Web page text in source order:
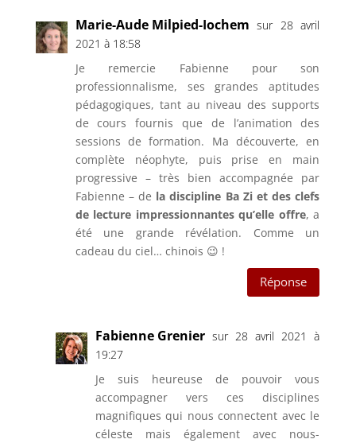
Marie-Aude Milpied-Iochem sur 28 avril
2021 à 18:58
Je remercie Fabienne pour son
professionnalisme, ses grandes aptitudes
pédagogiques, tant au niveau des supports
de cours fournis que de l’animation des
sessions de formation. Ma découverte, en
complète néophyte, puis prise en main
progressive – très bien accompagnée par
Fabienne – de la discipline Ba Zi et des clefs
de lecture impressionnantes qu’elle offre, a
été une grande révélation. Comme un
cadeau du ciel… chinois 😉 !
Réponse
Fabienne Grenier sur 28 avril 2021 à
19:27
Je suis heureuse de pouvoir vous
accompagner vers ces disciplines
magnifiques qui nous connectent avec le
céleste mais également avec nous-